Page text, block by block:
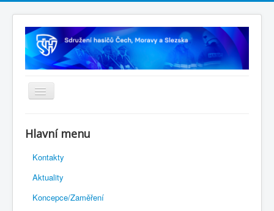
Rejstřík sportu
Novelizace Stanov SH ČMS
Plán činnosti 2026
Kalendář akcí
Hlavní menu
Kontakty
Aktuality
Koncepce/Zaměření